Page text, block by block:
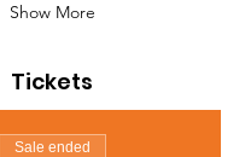
Show More
Tickets
Sale ended